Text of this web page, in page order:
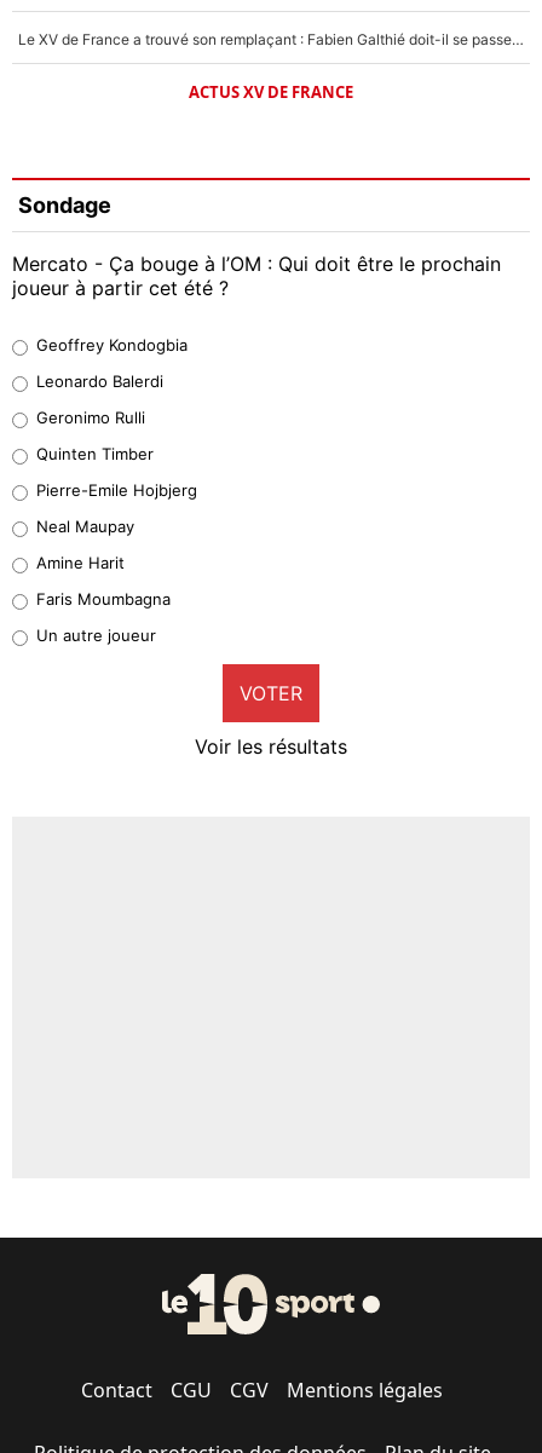
Le XV de France a trouvé son remplaçant : Fabien Galthié doit-il se passer d'Antoine Dupont ?
ACTUS XV DE FRANCE
Sondage
Mercato - Ça bouge à l’OM : Qui doit être le prochain
joueur à partir cet été ?
38%
32%
5%
1%
9%
Geoffrey Kondogbia
Leonardo Balerdi
Geronimo Rulli
Quinten Timber
Pierre-Emile Hojbjerg
Neal Maupay
Amine Harit
Faris Moumbagna
Un autre joueur
VOTER
Voir les résultats
Contact CGU CGV Mentions légales